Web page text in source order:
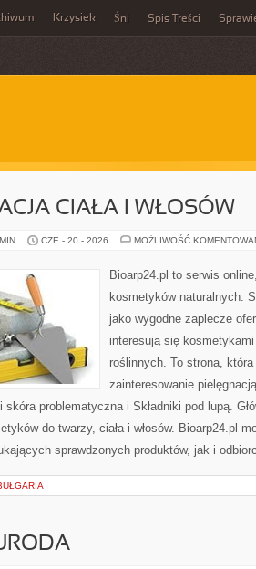
Krzysiek Śni Spis Treści
CIAŁA I WŁOSÓW
CZE - 20 - 2026 MOŻLIWOŚĆ
Bioarp24.pl to serwis
kosmetyków naturalnych.
jako wygodne zaplecze
interesują się
roślinnych. To strona,
zainteresowanie
skóra problematyczna i Składniki pod lupą.
do twarzy, ciała i włosów. Bioarp24.pl
sprawdzonych produktów, jak i